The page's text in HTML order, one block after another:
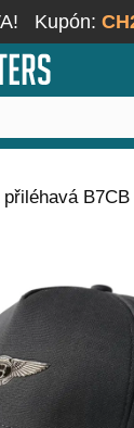
Kupón: